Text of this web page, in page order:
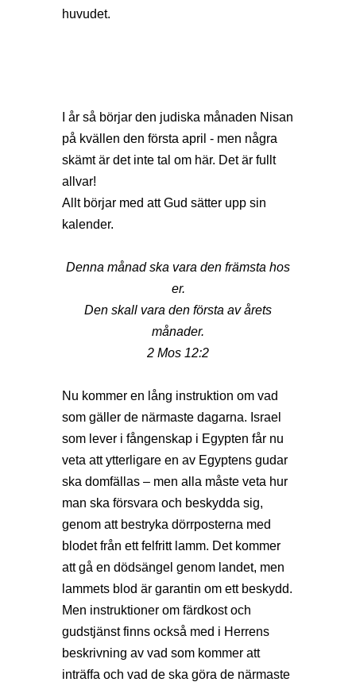
huvudet.
I år så börjar den judiska månaden Nisan
på kvällen den första april - men några
skämt är det inte tal om här. Det är fullt
allvar!
Allt börjar med att Gud sätter upp sin
kalender.
Denna månad ska vara den främsta hos
er.
Den skall vara den första av årets
månader.
2 Mos 12:2
Nu kommer en lång instruktion om vad
som gäller de närmaste dagarna. Israel
som lever i fångenskap i Egypten får nu
veta att ytterligare en av Egyptens gudar
ska domfällas – men alla måste veta hur
man ska försvara och beskydda sig,
genom att bestryka dörrposterna med
blodet från ett felfritt lamm. Det kommer
att gå en dödsängel genom landet, men
lammets blod är garantin om ett beskydd.
Men instruktioner om färdkost och
gudstjänst finns också med i Herrens
beskrivning av vad som kommer att
inträffa och vad de ska göra de närmaste